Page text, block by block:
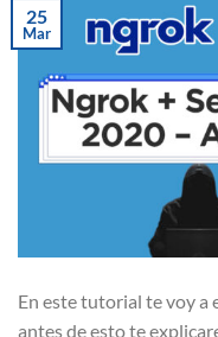
25
Mar
En este tutorial te voy a
antes de esto te